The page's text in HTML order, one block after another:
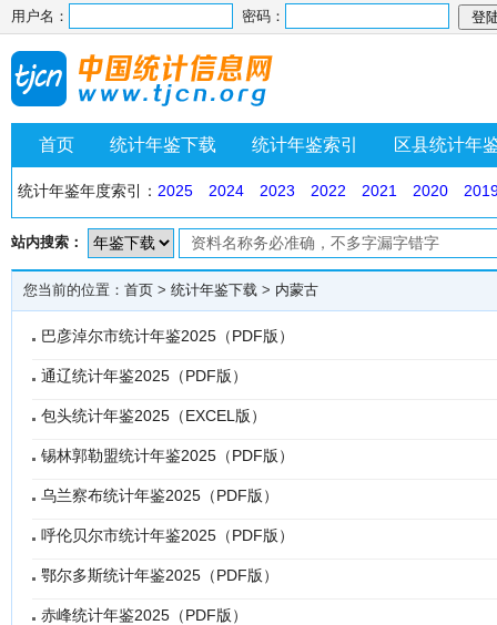
用户名： 密码：
首页 统计年鉴下载 统计年鉴索引 区县统计年
统计年鉴年度索引： 2025 2024 2023 2022 2021 2020
站内搜索：
您当前的位置： 首页 > 统计年鉴下载 > 内蒙古
巴彦淖尔市统计年鉴2025（PDF版）
通辽统计年鉴2025（PDF版）
包头统计年鉴2025（EXCEL版）
锡林郭勒盟统计年鉴2025（PDF版）
乌兰察布统计年鉴2025（PDF版）
呼伦贝尔市统计年鉴2025（PDF版）
鄂尔多斯统计年鉴2025（PDF版）
赤峰统计年鉴2025（PDF版）